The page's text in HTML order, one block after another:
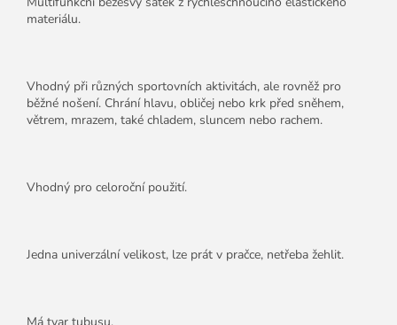
materiálu.
Vhodný při různých sportovních aktivitách, ale rovněž pro
běžné nošení. Chrání hlavu, obličej nebo krk před sněhem,
větrem, mrazem, také chladem, sluncem nebo rachem.
Vhodný pro celoroční použití.
Jedna univerzální velikost, lze prát v pračce, netřeba žehlit.
Má tvar tubusu.